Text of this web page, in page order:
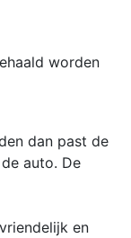
worden
dan past de
auto. De
en